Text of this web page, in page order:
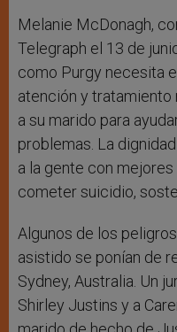
Melanie McDonagh,
Telegraph el 13 de
como Purgy necesita
atención y
a su marido para
problemas. La
a la gente con
cometer suicidio,
Algunos de los
asistido se ponían de
Sydney, Australia. Un
Shirley Justins y a